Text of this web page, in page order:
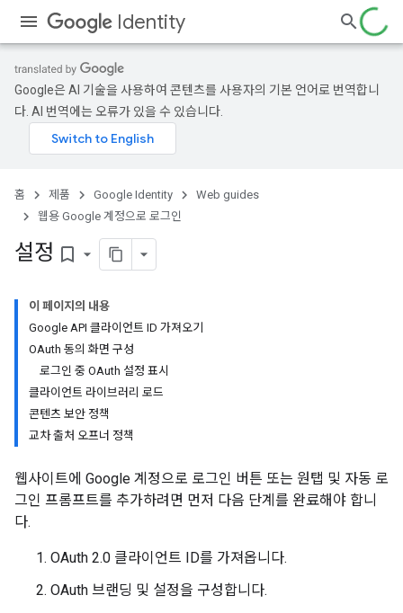
Identity
Google은 AI 기술을 사용하여 콘텐츠를 사용자의 기본 언어로 번역합니
다. AI 번역에는 오류가 있을 수 있습니다.
홈 제품 Google Identity
Web guides
웹용 Google 계정으로 로그인
설정 bookmark_border
이 페이지의 내용
Google API 클라이언트 ID 가져오기
OAuth 동의 화면 구성
로그인 중 OAuth 설정 표시
클라이언트 라이브러리 로드
콘텐츠 보안 정책
교차 출처 오프너 정책
웹사이트에 Google 계정으로 로그인 버튼 또는 원탭 및 자동 로
그인 프롬프트를 추가하려면 먼저 다음 단계를 완료해야 합니
다.
OAuth 2.0 클라이언트 ID를 가져옵니다.
OAuth 브랜딩 및 설정을 구성합니다.